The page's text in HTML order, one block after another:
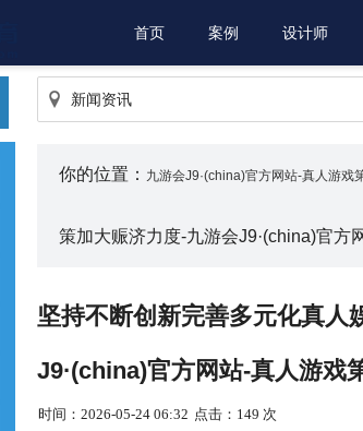
首页 案例 设计师
新闻资讯
你的位置： 九游会J9·(china)官方网站-真人游戏
策加大赈济力度-九游会J9·(china)官方
坚持不断创新完善多元化真人
J9·(china)官方网站-真人游戏
时间：2026-05-24 06:32 点击：149 次